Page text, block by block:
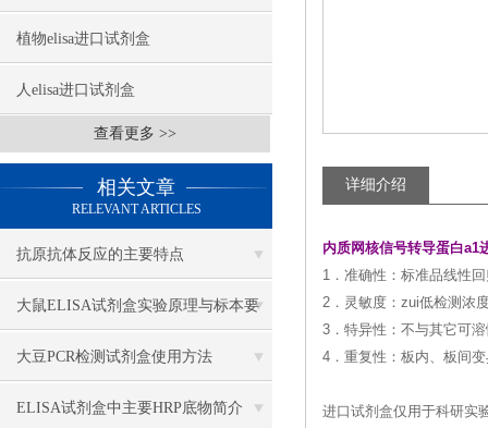
植物elisa进口试剂盒
人elisa进口试剂盒
查看更多 >>
相关文章
RELEVANT ARTICLES
抗原抗体反应的主要特点
大鼠ELISA试剂盒实验原理与标本要
求
大豆PCR检测试剂盒使用方法
ELISA试剂盒中主要HRP底物简介
详细介绍
内质网核信号转导蛋白a1
1．准确性：标准品线性
2．灵敏度：zui低检测浓
3．特异性：不与其它可
4．重复性：板内、板间
进口试剂盒仅用于科研实